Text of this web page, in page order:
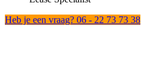
Heb je een vraag? 06 - 22 73 73 38